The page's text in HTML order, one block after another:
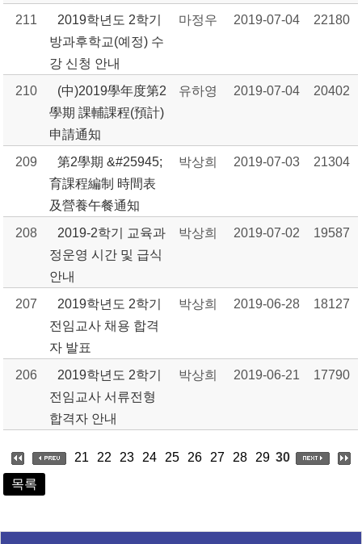
211
2019학년도 2학기
방과후학교(예정) 수
강 신청 안내
마정우 2019-07-04 22180
210
(中)2019學年度第2
學期 課輔課程(預計)
申請通知
유하영 2019-07-04 20402
209
第2學期 &#25945;
育課程編制 時間表
及營養午餐通知
박상희 2019-07-03 21304
208
2019-2학기 교육과
정운영 시간 및 급식
안내
박상희 2019-07-02 19587
207
2019학년도 2학기
전임교사 채용 합격
자 발표
박상희 2019-06-28 18127
206
2019학년도 2학기
전임교사 서류전형
합격자 안내
박상희 2019-06-21 17790
21 22 23 24 25 26 27 28 29 30
목록